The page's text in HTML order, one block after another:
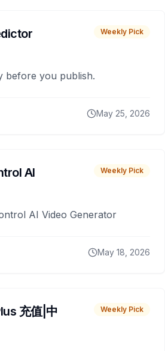
Weekly Pick
before you publish.
May 25, 2026
AI Weekly Pick
AI Video Generator
May 18, 2026
充值|中
Weekly Pick